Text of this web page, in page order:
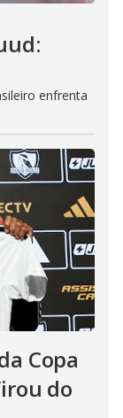
enfrenta
Copa
do